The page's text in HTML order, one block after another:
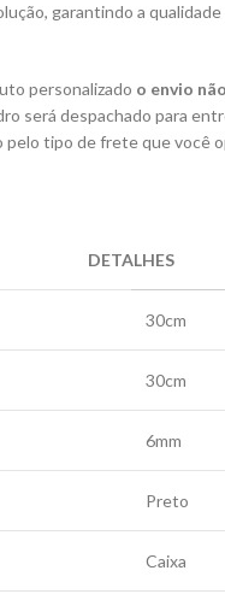
garantindo a
personalizado o envio
será despachado para
pelo tipo de frete que você
DETALHES
30cm
30cm
6mm
Preto
Caixa